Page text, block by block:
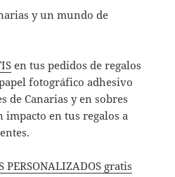
y un mundo de
en tus pedidos de regalos
fotográfico adhesivo
de Canarias y en sobres
impacto en tus regalos a
PERSONALIZADOS gratis